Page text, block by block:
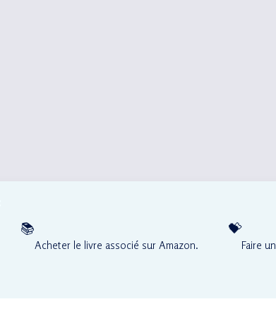
📚
Acheter le livre associé sur Amazon.
💝
Faire